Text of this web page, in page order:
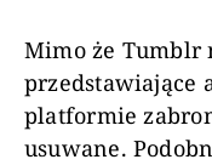
Mimo że Tumblr
przedstawiające
platformie
usuwane.